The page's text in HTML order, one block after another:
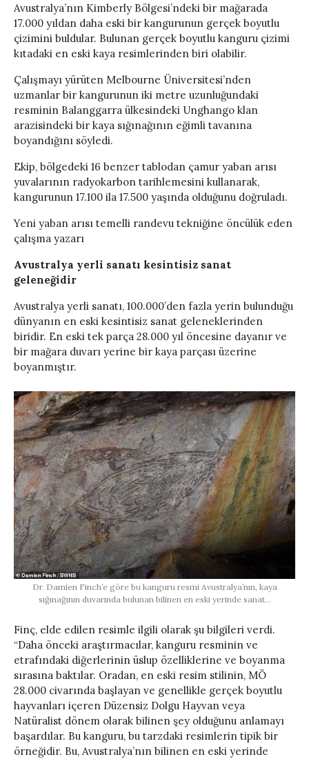
Avustralya’nın Kimberly Bölgesi’ndeki bir mağarada
17.000 yıldan daha eski bir kangurunun gerçek boyutlu
çizimini buldular. Bulunan gerçek boyutlu kanguru çizimi
kıtadaki en eski kaya resimlerinden biri olabilir.
Çalışmayı yürüten Melbourne Üniversitesi’nden
uzmanlar bir kangurunun iki metre uzunluğundaki
resminin Balanggarra ülkesindeki Unghango klan
arazisindeki bir kaya sığınağının eğimli tavanına
boyandığını söyledi.
Ekip, bölgedeki 16 benzer tablodan çamur yaban arısı
yuvalarının radyokarbon tarihlemesini kullanarak,
kangurunun 17.100 ila 17.500 yaşında olduğunu doğruladı.
Yeni yaban arısı temelli randevu tekniğine öncülük eden
çalışma yazarı
Avustralya yerli sanatı kesintisiz sanat
geleneğidir
Avustralya yerli sanatı, 100.000’den fazla yerin bulunduğu
dünyanın en eski kesintisiz sanat geleneklerinden
biridir. En eski tek parça 28.000 yıl öncesine dayanır ve
bir mağara duvarı yerine bir kaya parçası üzerine
boyanmıştır.
Dr. Damien Finch’e göre bu kanguru resmi Avustralya’nın, kaya
sığınağının duvarında bulunan bilinen en eski yerinde sanat…
Finç, elde edilen resimle ilgili olarak şu bilgileri verdi.
“Daha önceki araştırmacılar, kanguru resminin ve
etrafındaki diğerlerinin üslup özelliklerine ve boyanma
sırasına baktılar. Oradan, en eski resim stilinin, MÖ
28.000 civarında başlayan ve genellikle gerçek boyutlu
hayvanları içeren Düzensiz Dolgu Hayvan veya
Natüralist dönem olarak bilinen şey olduğunu anlamayı
başardılar. Bu kanguru, bu tarzdaki resimlerin tipik bir
örneğidir. Bu, Avustralya’nın bilinen en eski yerinde